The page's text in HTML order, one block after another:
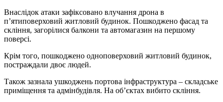
Внаслідок атаки зафіксовано влучання дрона в
пʼятиповерховий житловий будинок. Пошкоджено фасад та
скління, загорілися балкони та автомагазин на першому
поверсі.
Крім того, пошкоджено одноповерховий житловий будинок,
постраждали двоє людей.
Також зазнала ушкоджень портова інфраструктура – складське
приміщення та адмінбудівля. На обʼєктах вибито скління.